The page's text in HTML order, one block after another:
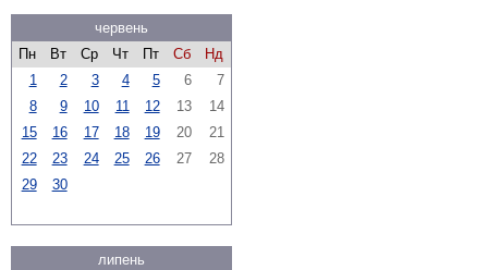
червень
Пн
Вт Ср Чт Пт Сб
Нд
1
2 3 4 5 6
7
8
9 10 11 12 13
14
15
16 17 18 19 20
21
22
23 24 25 26 27
28
29
30
липень